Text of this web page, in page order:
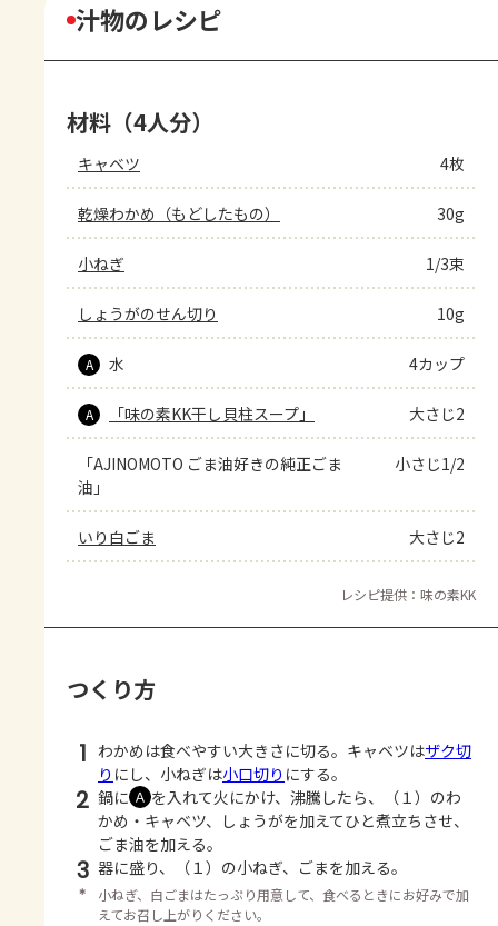
汁物のレシピ
材料（4人分）
キャベツ 4枚
乾燥わかめ（もどしたもの） 30g
小ねぎ 1/3束
しょうがのせん切り 10g
A 水 4カップ
A 「味の素KK干し貝柱スープ」 大さじ2
「AJINOMOTO ごま油好きの純正ごま
油」
小さじ1/2
いり白ごま 大さじ2
レシピ提供：味の素KK
つくり方
1 わかめは食べやすい大きさに切る。キャベツはザク切
り にし、小ねぎは小口切り にする。
2 鍋に Ａ を入れて火にかけ、沸騰したら、（１）のわ
かめ・キャベツ、しょうがを加えてひと煮立ちさせ、
ごま油を加える。
3 器に盛り、（１）の小ねぎ、ごまを加える。
＊
小ねぎ、白ごまはたっぷり用意して、食べるときにお好みで加
えてお召し上がりください。